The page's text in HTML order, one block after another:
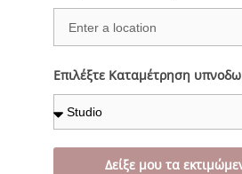
Επιλέξτε Καταμέτρηση
Δείξε μου τα